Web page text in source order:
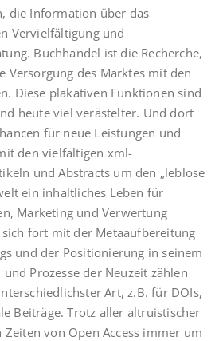
die Information über das
Vervielfältigung und
Buchhandel ist die Recherche,
Versorgung des Marktes mit den
Diese plakativen Funktionen sind
heute viel verästelter. Und dort
für neue Leistungen und
den vielfältigen xml-
und Abstracts um den „leblose
ein inhaltliches Leben für
Marketing und Verwertung
sich fort mit der Metaaufbereitung
und der Positionierung in seinem
Prozesse der Neuzeit zählen
Art, z.B. für DOIs,
Beiträge. Trotz aller altruistischer
von Open Access immer um